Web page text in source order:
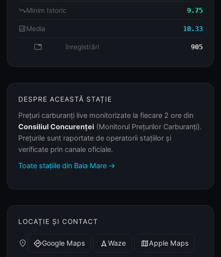
trending_downMinim Istoric 9.75
analyticsMedia 10.33
database înregistrări 905
DESPRE ACEASTĂ STAȚIE
Prețuri carburanți live monitorizate la fiecare 2 ore din
Consiliul Concurenței (Monitorul Prețurilor Carburanți).
Prețurile sunt raportate de operatorii stațiilor și
verificate prin canale oficiale.
Toate stațiile din Baia Mare →
LOCAȚIE ȘI CONTACT
place directionsGoogle Maps navigation Waze mapApple Maps